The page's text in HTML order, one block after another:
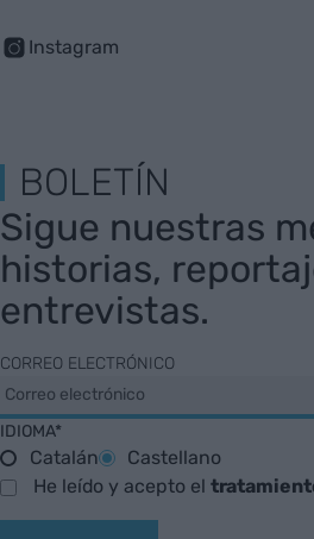
Instagram
BOLETÍN
Sigue nuestras
historias,
entrevistas.
CORREO ELECTRÓNICO
IDIOMA*
Catalán
Castellano
He leído y acepto el